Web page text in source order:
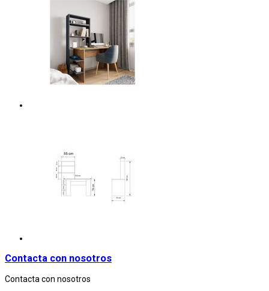
Contacta con nosotros
Contacta con nosotros